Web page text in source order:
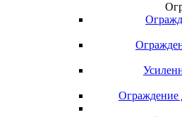
Ограждение